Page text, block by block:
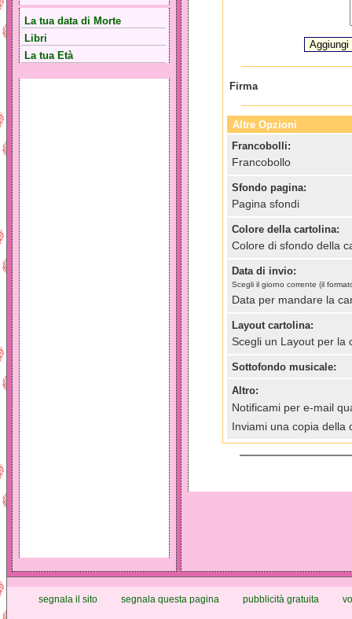
La tua data di Morte
Libri
La tua Età
Firma
Altre Opzioni
Francobolli:
Francobollo
Sfondo pagina:
Pagina sfondi
Colore della cartolina:
Colore di sfondo della
Data di invio:
Scegli il giorno corrente (il
Data per mandare la
Layout cartolina:
Scegli un Layout per la
Sottofondo musicale:
Altro:
Notificami per e-mail
Inviami una copia della
segnala il sito segnala questa pagina pubblicità gratuita